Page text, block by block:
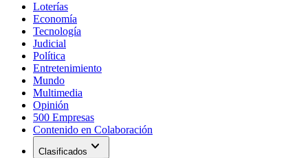
Loterías
Economía
Tecnología
Judicial
Política
Entretenimiento
Mundo
Multimedia
Opinión
500 Empresas
Contenido en Colaboración
Clasificados expand_more